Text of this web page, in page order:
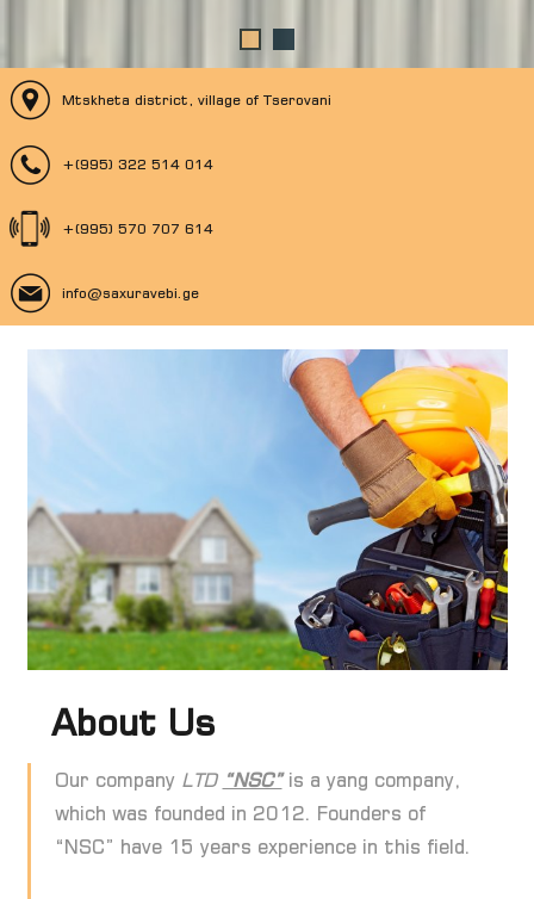
Mtskheta district, village of Tserovani
+(995) 322 514 014
+(995) 570 707 614
info@saxuravebi.ge
About Us
Our company LTD “NSC”is a yang company,
which was founded in 2012. Founders of
“NSC” have 15 years experience in this field.